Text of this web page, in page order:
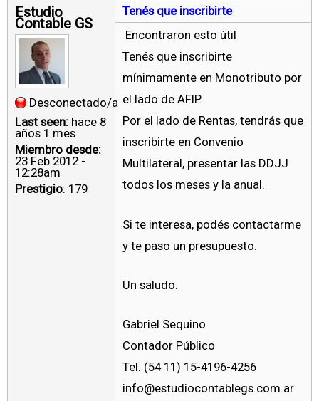
Estudio
Contable GS
Desconectado/a
Last seen: hace 8
años 1 mes
Miembro desde:
23 Feb 2012 -
12:28am
Prestigio: 179
Tenés que inscribirte
Encontraron esto útil
Tenés que inscribirte
mínimamente en Monotributo por
el lado de AFIP.
Por el lado de Rentas, tendrás que
inscribirte en Convenio
Multilateral, presentar las DDJJ
todos los meses y la anual.
Si te interesa, podés contactarme
y te paso un presupuesto.
Un saludo.
Gabriel Sequino
Contador Público
Tel. (54 11) 15-4196-4256
info@estudiocontablegs.com.ar